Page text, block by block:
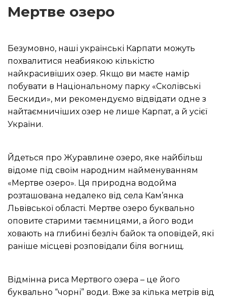
Мертве озеро
Безумовно, наші українські Карпати можуть
похвалитися неабиякою кількістю
найкрасивіших озер. Якщо ви маєте намір
побувати в Національному парку «Сколівські
Бескиди», ми рекомендуємо відвідати одне з
найтаємничіших озер не лише Карпат, а й усієї
України.
Йдеться про Журавлине озеро, яке найбільш
відоме під своїм народним найменуванням
«Мертве озеро». Ця природна водойма
розташована недалеко від села Кам’янка
Львівської області. Мертве озеро буквально
оповите старими таємницями, а його води
ховають на глибині безліч байок та оповідей, які
раніше місцеві розповідали біля вогнищ.
Відмінна риса Мертвого озера – це його
буквально “чорні” води. Вже за кілька метрів від